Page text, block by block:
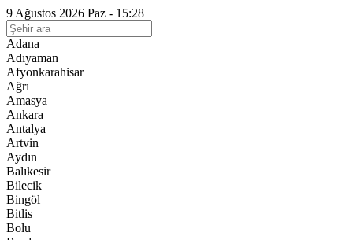
9 Ağustos 2026 Paz - 15:28
Adana
Adıyaman
Afyonkarahisar
Ağrı
Amasya
Ankara
Antalya
Artvin
Aydın
Balıkesir
Bilecik
Bingöl
Bitlis
Bolu